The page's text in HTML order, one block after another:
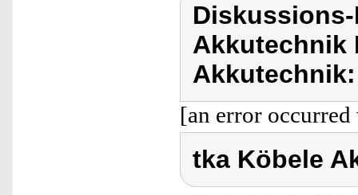
Akkutechnik
Akkutechnik:
[an error
tka Köbele